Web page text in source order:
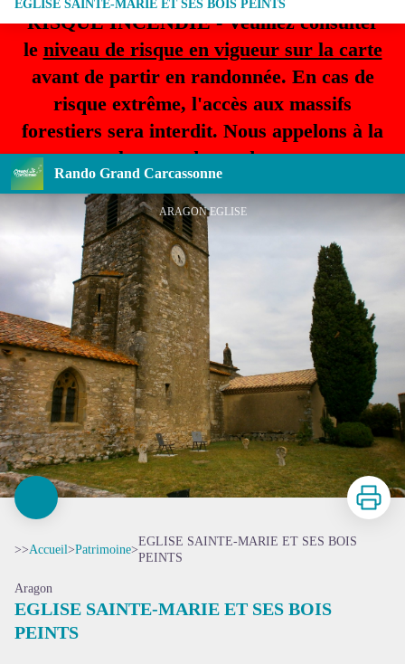
RISQUE INCENDIE - Veuillez consulter
le niveau de risque en vigueur sur la carte
avant de partir en randonnée. En cas de
risque extrême, l'accès aux massifs
forestiers sera interdit. Nous appelons à la
plus grande prudence.
Rando Grand Carcassonne
EGLISE SAINTE-MARIE ET SES BOIS PEINTS
ARAGON EGLISE
Imprimer
>>Accueil>Patrimoine>
EGLISE SAINTE-MARIE ET SES BOIS
PEINTS
Aragon
EGLISE SAINTE-MARIE ET SES BOIS
PEINTS